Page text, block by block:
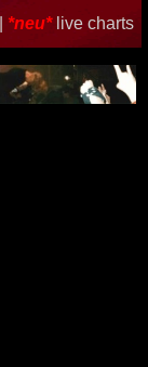
*neu* live charts